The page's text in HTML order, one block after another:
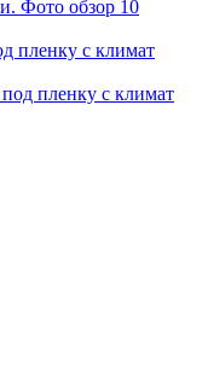
пленку с климат